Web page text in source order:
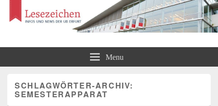
Lesezeichen Menu
SCHLAGWÖRTER-ARCHIV:
SEMESTERAPPARAT